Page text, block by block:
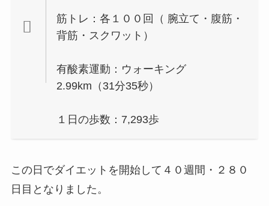
筋トレ：各１００回（ 腕立て・腹筋・
背筋・スクワット）
有酸素運動：ウォーキング
2.99km（31分35秒）
１日の歩数：7,293歩
この日でダイエットを開始して４０週間・２８０
日目となりました。